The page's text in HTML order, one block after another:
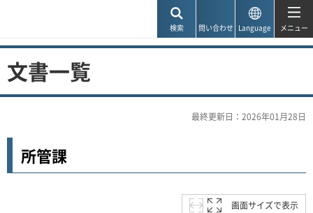
検索 問い合わせ Language メニュー
文書一覧
最終更新日：2026年01月28日
所管課
画面サイズで表示